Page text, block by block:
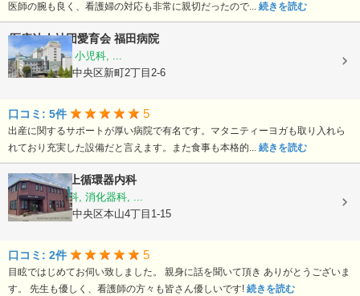
医師の腕も良く、看護婦の対応も非常に親切だったので... 続きを読む
医療法人社団愛育会 福田病院
産科, 婦人科, 小児科, ...
熊本県熊本市中央区新町2丁目2-6
口コミ: 5件 5
出産に関するサポートが厚い病院で有名です。マタニティーヨガも取り入れら
れており充実した設備だと言えます。また食事も本格的... 続きを読む
医療法人村上循環器内科
内科, 呼吸器科, 消化器科, ...
熊本県熊本市中央区本山4丁目1-15
口コミ: 2件 5
目眩ではじめてお伺い致しました。 親身に話を聞いて頂き ありがとうございま
す。 先生も優しく、看護師の方々も皆さん優しいです! 続きを読む